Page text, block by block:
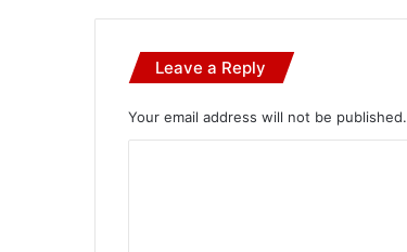
Leave a Reply
Your email address will not be published.